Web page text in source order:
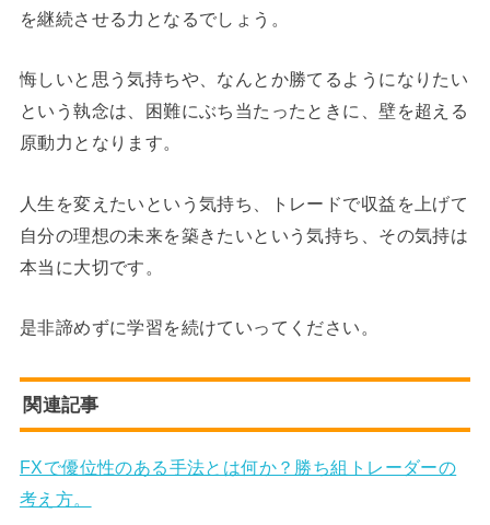
を継続させる力となるでしょう。
悔しいと思う気持ちや、なんとか勝てるようになりたい
という執念は、困難にぶち当たったときに、壁を超える
原動力となります。
人生を変えたいという気持ち、トレードで収益を上げて
自分の理想の未来を築きたいという気持ち、その気持は
本当に大切です。
是非諦めずに学習を続けていってください。
関連記事
FXで優位性のある手法とは何か？勝ち組トレーダーの
考え方。